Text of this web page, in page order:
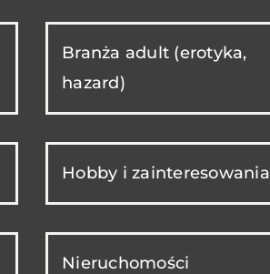
Branża adult (erotyka,
hazard)
Hobby i zainteresowania
Nieruchomości